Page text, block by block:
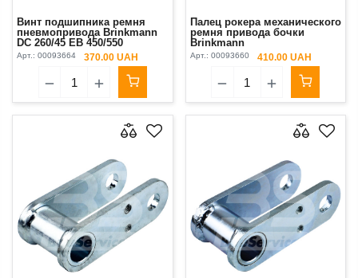
Винт подшипника ремня
пневмопривода Brinkmann
DC 260/45 EB 450/550
Арт.: 00093664 370.00 UAH
Палец рокера механического
ремня привода бочки
Brinkmann
Арт.: 00093660 410.00 UAH